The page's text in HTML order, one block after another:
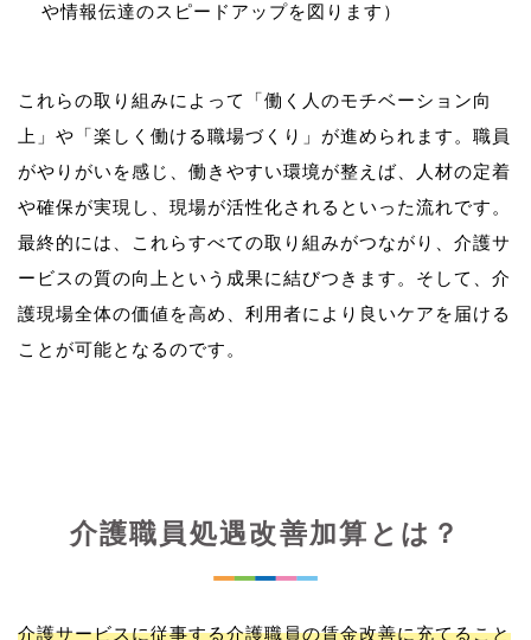
や情報伝達のスピードアップを図ります）
これらの取り組みによって「働く人のモチベーション向
上」や「楽しく働ける職場づくり」が進められます。職員
がやりがいを感じ、働きやすい環境が整えば、人材の定着
や確保が実現し、現場が活性化されるといった流れです。
最終的には、これらすべての取り組みがつながり、介護サ
ービスの質の向上という成果に結びつきます。そして、介
護現場全体の価値を高め、利用者により良いケアを届ける
介護職員処遇改善加算とは？
介護サービスに従事する介護職員の賃金改善に充てること